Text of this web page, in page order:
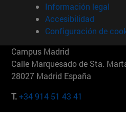
Información legal
Accesibilidad
Configuración de
Campus Madrid
Calle Marquesado de Sta.
28027 Madrid España
T.+34 914 51 43 41